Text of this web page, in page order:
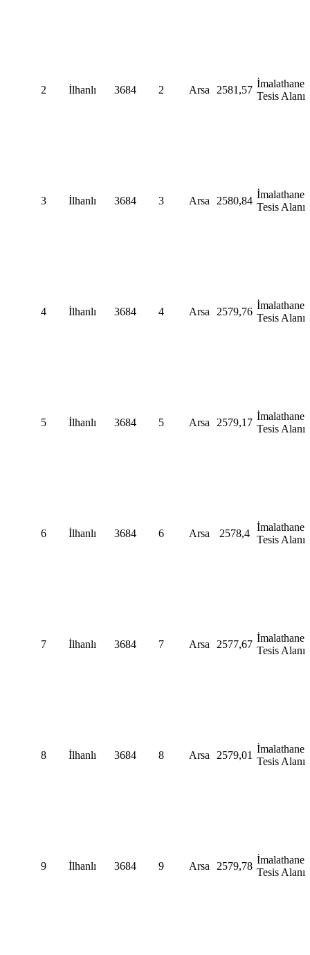
2 İlhanlı 3684 2 Arsa 2581,57
İmalathane
Tesis Alanı
3 İlhanlı 3684 3 Arsa 2580,84
İmalathane
Tesis Alanı
4 İlhanlı 3684 4 Arsa 2579,76
İmalathane
Tesis Alanı
5 İlhanlı 3684 5 Arsa 2579,17
İmalathane
Tesis Alanı
6 İlhanlı 3684 6 Arsa 2578,4
İmalathane
Tesis Alanı
7 İlhanlı 3684 7 Arsa 2577,67
İmalathane
Tesis Alanı
8 İlhanlı 3684 8 Arsa 2579,01
İmalathane
Tesis Alanı
9 İlhanlı 3684 9 Arsa 2579,78
İmalathane
Tesis Alanı